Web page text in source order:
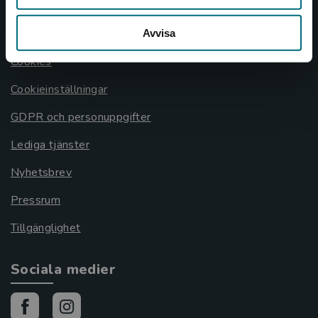
Avvisa
Cookies
Cookieinställningar
GDPR och personuppgifter
Lediga tjänster
Nyhetsbrev
Pressrum
Tillgänglighet
Sociala medier